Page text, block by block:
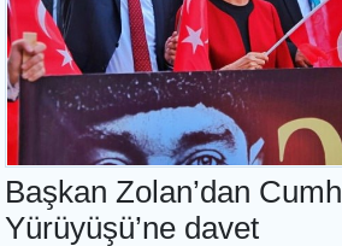
Başkan Zolan’dan
Yürüyüşü’ne davet